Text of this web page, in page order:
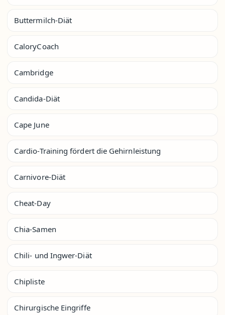
Buttermilch-Diät
CaloryCoach
Cambridge
Candida-Diät
Cape June
Cardio-Training fördert die Gehirnleistung
Carnivore-Diät
Cheat-Day
Chia-Samen
Chili- und Ingwer-Diät
Chipliste
Chirurgische Eingriffe